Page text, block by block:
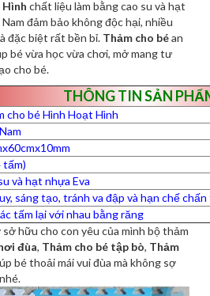
chất liệu làm bằng cao su và hạt
đảm bảo không độc hại, nhiều
đặc biệt rất bền bỉ. Thảm cho béan
bé vừa học vừa chơi, mở mang tư
cho bé.
THÔNG TIN SẢN
cho bé Hình Hoạt Hình
tấm)
và hạt nhựa Eva
sáng tạo, tránh va đập và hạn chế
tấm lại với nhau bằng răng
hữu cho con yêu của mình bộ thảm
đùa, Thảm cho bé tập bò, Thảm
bé thoải mái vui đùa mà không sợ